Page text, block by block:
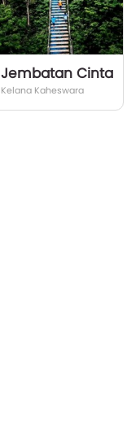
Jembatan Cinta
Kelana Kaheswara